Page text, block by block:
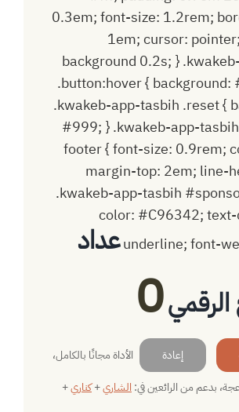
عداد
الرقمي0
إعادة
الأداة مجانًا بالكامل،
بدعم من الرائعين في: الشاري+كناري+